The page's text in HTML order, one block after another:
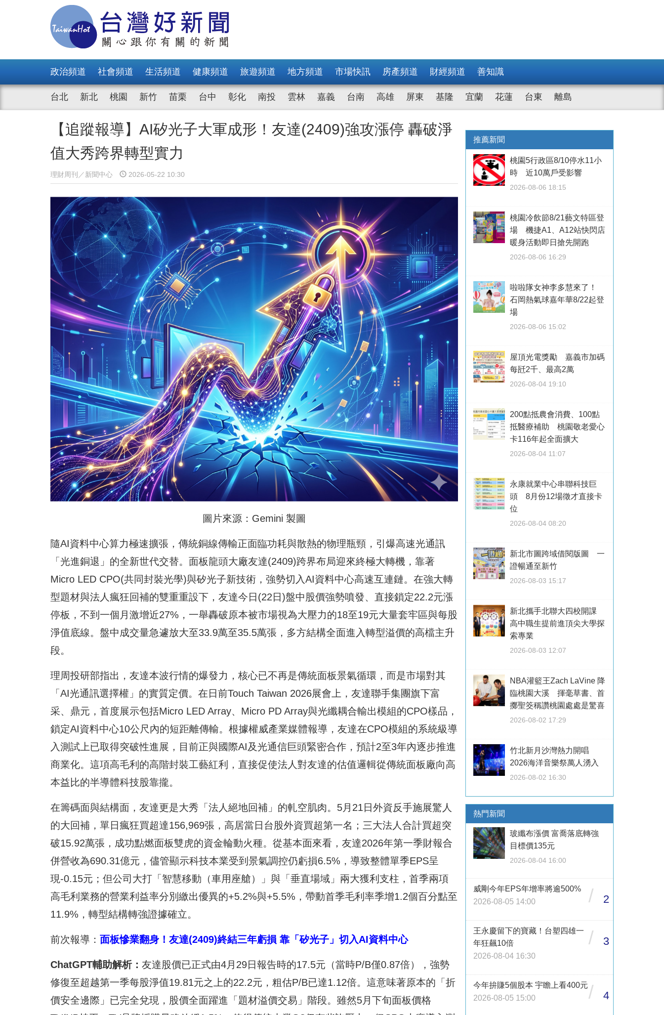
政治頻道 社會頻道 生活頻道 健康頻道 旅遊頻道 地方頻道 市場快訊 房產頻道 財經頻道 善知識
台北 新北 桃園 新竹 苗栗 台中 彰化 南投 雲林 嘉義 台南 高雄 屏東 基隆 宜蘭 花蓮 台東 離島
【追蹤報導】AI矽光子大軍成形！友達(2409)強攻漲停 轟破淨
值大秀跨界轉型實力
理財周刊／新聞中心 2026-05-22 10:30
圖片來源：Gemini 製圖
隨AI資料中心算力極速擴張，傳統銅線傳輸正面臨功耗與散熱的物理瓶頸，引爆高速光通訊
「光進銅退」的全新世代交替。面板龍頭大廠友達(2409)跨界布局迎來終極大轉機，靠著
Micro LED CPO(共同封裝光學)與矽光子新技術，強勢切入AI資料中心高速互連鏈。在強大轉
型題材與法人瘋狂回補的雙重重設下，友達今日(22日)盤中股價強勢噴發、直接鎖定22.2元漲
停板，不到一個月激增近27%，一舉轟破原本被市場視為大壓力的18至19元大量套牢區與每股
淨值底線。盤中成交量急遽放大至33.9萬至35.5萬張，多方結構全面進入轉型溢價的高檔主升
段。
理周投研部指出，友達本波行情的爆發力，核心已不再是傳統面板景氣循環，而是市場對其
「AI光通訊選擇權」的實質定價。在日前Touch Taiwan 2026展會上，友達聯手集團旗下富
采、鼎元，首度展示包括Micro LED Array、Micro PD Array與光纖耦合輸出模組的CPO樣品，
鎖定AI資料中心10公尺內的短距離傳輸。根據權威產業媒體報導，友達在CPO模組的系統級導
入測試上已取得突破性進展，目前正與國際AI及光通信巨頭緊密合作，預計2至3年內逐步推進
商業化。這項高毛利的高階封裝工藝紅利，直接促使法人對友達的估值邏輯從傳統面板廠向高
本益比的半導體科技股靠攏。
在籌碼面與結構面，友達更是大秀「法人絕地回補」的軋空肌肉。5月21日外資反手施展驚人
的大回補，單日瘋狂買超達156,969張，高居當日台股外資買超第一名；三大法人合計買超突
破15.92萬張，成功點燃面板雙虎的資金輪動火種。從基本面來看，友達2026年第一季財報合
併營收為690.31億元，儘管顯示科技本業受到景氣調控仍虧損6.5%，導致整體單季EPS呈
現-0.15元；但公司大打「智慧移動（車用座艙）」與「垂直場域」兩大獲利支柱，首季兩項
高毛利業務的營業利益率分別繳出優異的+5.2%與+5.5%，帶動首季毛利率季增1.2個百分點至
11.9%，轉型結構轉強證據確立。
前次報導： 面板慘業翻身！友達(2409)終結三年虧損 靠「矽光子」切入AI資料中心
ChatGPT輔助解析： 友達股價已正式由4月29日報告時的17.5元（當時P/B僅0.87倍），強勢
修復至超越第一季每股淨值19.81元之上的22.2元，粗估P/B已達1.12倍。這意味著原本的「折
價安全邊際」已完全兌現，股價全面躍進「題材溢價交易」階段。雖然5月下旬面板價格
推薦新聞
桃園5行政區8/10停水11小
時 近10萬戶受影響
2026-08-06 18:15
桃園冷飲節8/21藝文特區登
場 機捷A1、A12站快閃店
暖身活動即日搶先開跑
2026-08-06 16:29
啦啦隊女神李多慧來了！
石岡熱氣球嘉年華8/22起登
場
2026-08-06 15:02
屋頂光電獎勵 嘉義市加碼
每瓩2千、最高2萬
2026-08-04 19:10
200點抵農會消費、100點
抵醫療補助 桃園敬老愛心
卡116年起全面擴大
2026-08-04 11:07
永康就業中心串聯科技巨
頭 8月份12場徵才直接卡
位
2026-08-04 08:20
新北市圖跨域借閱版圖 一
證暢通至新竹
2026-08-03 15:17
新北攜手北聯大四校開課
高中職生提前進頂尖大學探
索專業
2026-08-03 12:07
NBA灌籃王Zach LaVine 降
臨桃園大溪 揮毫草書、首
擲聖筊稱讚桃園處處是驚喜
2026-08-02 17:29
竹北新月沙灣熱力開唱
2026海洋音樂祭萬人湧入
2026-08-02 16:30
熱門新聞
玻纖布漲價 富喬落底轉強
目標價135元
2026-08-04 16:00
威剛今年EPS年增率將逾500%
2026-08-05 14:00
/ 2
王永慶留下的寶藏！台塑四雄一
年狂飆10倍
2026-08-04 16:30
/ 3
今年拚賺5個股本 宇瞻上看400元
2026-08-05 15:00
/ 4